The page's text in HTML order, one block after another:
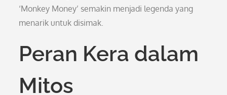
‘Monkey Money’ semakin menjadi legenda yang
menarik untuk disimak.
Peran Kera dalam
Mitos